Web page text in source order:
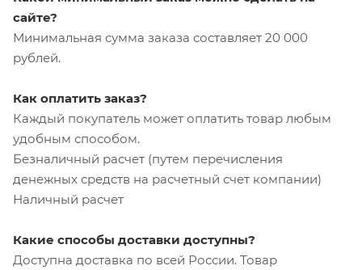
сайте?
Минимальная сумма заказа составляет 20 000
рублей.
Как оплатить заказ?
Каждый покупатель может оплатить товар любым
удобным способом.
Безналичный расчет (путем перечисления
денежных средств на расчетный счет компании)
Наличный расчет
Какие способы доставки доступны?
Доступна доставка по всей России. Товар